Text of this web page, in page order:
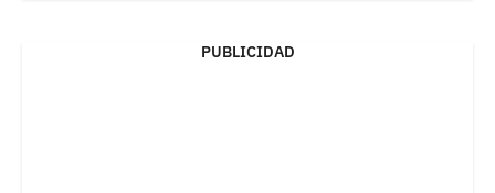
PUBLICIDAD